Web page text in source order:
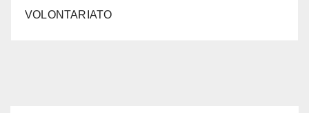
VOLONTARIATO